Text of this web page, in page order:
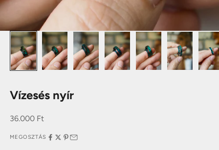
Vízesés nyír
Akciós ár
36.000 Ft
MEGOSZTÁS